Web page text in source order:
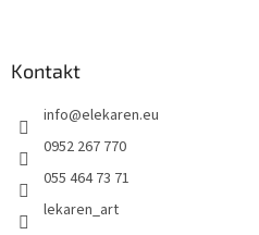
Kontakt
info@elekaren.eu
0952 267 770
055 464 73 71
lekaren_art